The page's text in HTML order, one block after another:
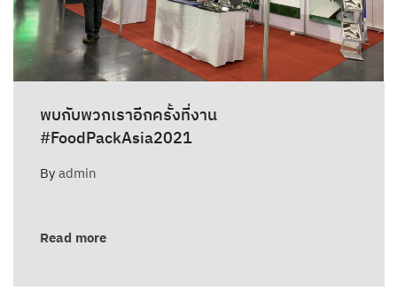
พบกับพวกเราอีกครั้งที่งาน
#FoodPackAsia2021
By admin
Read more